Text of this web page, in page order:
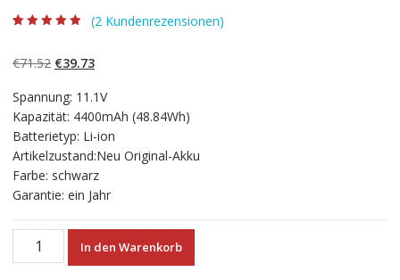
basierend auf
Kundenbewert
(2 Kundenrezensionen)
€71.52 Ursprünglicher
war:
€71.52
€39.73Aktueller
ist:
€39.73.
Spannung: 11.1V
Kapazität: 4400mAh (48.84Wh)
Batterietyp: Li-ion
Artikelzustand:Neu Original-Akku
Farbe: schwarz
Garantie: ein Jahr
Neuer
In den Warenkorb